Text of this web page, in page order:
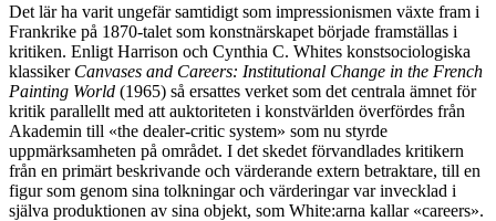
Det lär ha varit ungefär samtidigt som impressionismen växte fram i
Frankrike på 1870-talet som konstnärskapet började framställas i
kritiken. Enligt Harrison och Cynthia C. Whites konstsociologiska
klassiker Canvases and Careers: Institutional Change in the French
Painting World (1965) så ersattes verket som det centrala ämnet för
kritik parallellt med att auktoriteten i konstvärlden överfördes från
Akademin till «the dealer-critic system» som nu styrde
uppmärksamheten på området. I det skedet förvandlades kritikern
från en primärt beskrivande och värderande extern betraktare, till en
figur som genom sina tolkningar och värderingar var invecklad i
själva produktionen av sina objekt, som White:arna kallar «careers».